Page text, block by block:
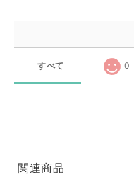
すべて 0
関連商品